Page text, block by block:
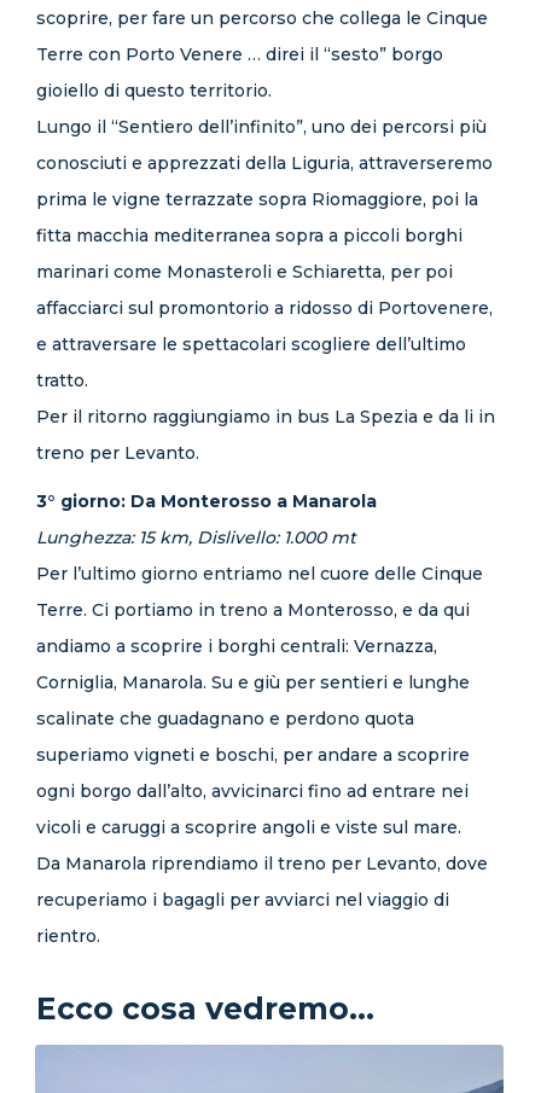
scoprire, per fare un percorso che collega le Cinque
Terre con Porto Venere … direi il “sesto” borgo
gioiello di questo territorio.
Lungo il “Sentiero dell’infinito”, uno dei percorsi più
conosciuti e apprezzati della Liguria, attraverseremo
prima le vigne terrazzate sopra Riomaggiore, poi la
fitta macchia mediterranea sopra a piccoli borghi
marinari come Monasteroli e Schiaretta, per poi
affacciarci sul promontorio a ridosso di Portovenere,
e attraversare le spettacolari scogliere dell’ultimo
tratto.
Per il ritorno raggiungiamo in bus La Spezia e da li in
treno per Levanto.
3° giorno: Da Monterosso a Manarola
Lunghezza: 15 km, Dislivello: 1.000 mt
Per l’ultimo giorno entriamo nel cuore delle Cinque
Terre. Ci portiamo in treno a Monterosso, e da qui
andiamo a scoprire i borghi centrali: Vernazza,
Corniglia, Manarola. Su e giù per sentieri e lunghe
scalinate che guadagnano e perdono quota
superiamo vigneti e boschi, per andare a scoprire
ogni borgo dall’alto, avvicinarci fino ad entrare nei
vicoli e caruggi a scoprire angoli e viste sul mare.
Da Manarola riprendiamo il treno per Levanto, dove
recuperiamo i bagagli per avviarci nel viaggio di
rientro.
Ecco cosa vedremo...